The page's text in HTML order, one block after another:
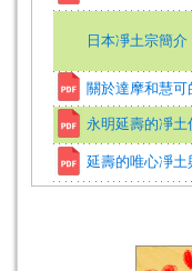
日本凈土宗簡介
關於達摩和慧可
永明延壽的凈土
延壽的唯心凈土